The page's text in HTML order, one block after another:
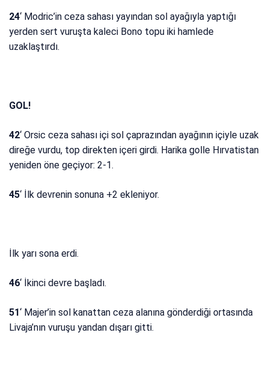
24‘ Modric’in ceza sahası yayından sol ayağıyla yaptığı
yerden sert vuruşta kaleci Bono topu iki hamlede
uzaklaştırdı.
GOL!
42‘ Orsic ceza sahası içi sol çaprazından ayağının içiyle uzak
direğe vurdu, top direkten içeri girdi. Harika golle Hırvatistan
yeniden öne geçiyor: 2-1.
45‘ İlk devrenin sonuna +2 ekleniyor.
İlk yarı sona erdi.
46‘ İkinci devre başladı.
51‘ Majer’in sol kanattan ceza alanına gönderdiği ortasında
Livaja’nın vuruşu yandan dışarı gitti.